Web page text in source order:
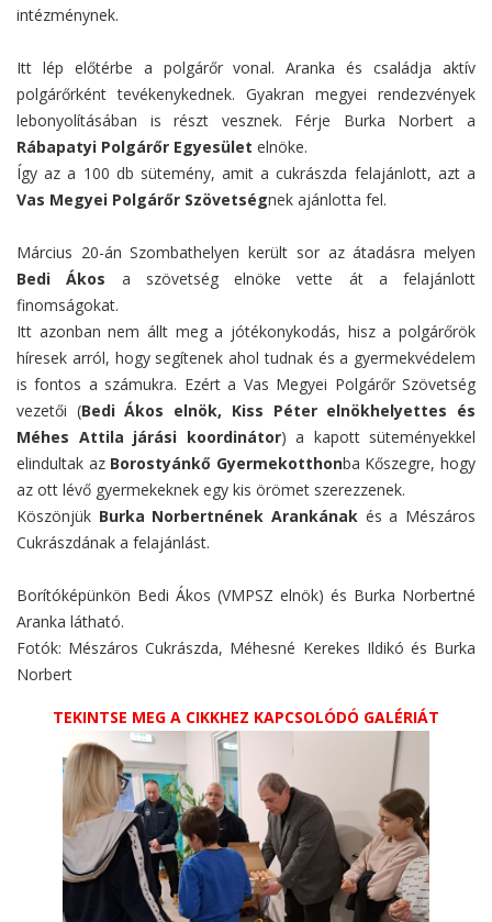
intézménynek.
Itt lép előtérbe a polgárőr vonal. Aranka és családja aktív
polgárőrként tevékenykednek. Gyakran megyei rendezvények
lebonyolításában is részt vesznek. Férje Burka Norbert a
Rábapatyi Polgárőr Egyesület elnöke.
Így az a 100 db sütemény, amit a cukrászda felajánlott, azt a
Vas Megyei Polgárőr Szövetségnek ajánlotta fel.
Március 20-án Szombathelyen került sor az átadásra melyen
Bedi Ákos a szövetség elnöke vette át a felajánlott
finomságokat.
Itt azonban nem állt meg a jótékonykodás, hisz a polgárőrök
híresek arról, hogy segítenek ahol tudnak és a gyermekvédelem
is fontos a számukra. Ezért a Vas Megyei Polgárőr Szövetség
vezetői (Bedi Ákos elnök, Kiss Péter elnökhelyettes és
Méhes Attila járási koordinátor) a kapott süteményekkel
elindultak az Borostyánkő Gyermekotthonba Kőszegre, hogy
az ott lévő gyermekeknek egy kis örömet szerezzenek.
Köszönjük Burka Norbertnének Arankának és a Mészáros
Cukrászdának a felajánlást.
Borítóképünkön Bedi Ákos (VMPSZ elnök) és Burka Norbertné
Aranka látható.
Fotók: Mészáros Cukrászda, Méhesné Kerekes Ildikó és Burka
Norbert
TEKINTSE MEG A CIKKHEZ KAPCSOLÓDÓ GALÉRIÁT